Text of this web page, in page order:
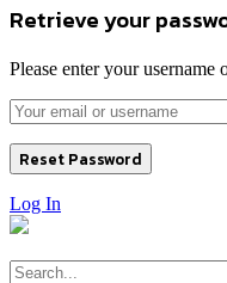
Retrieve your
Please enter your username
Log In